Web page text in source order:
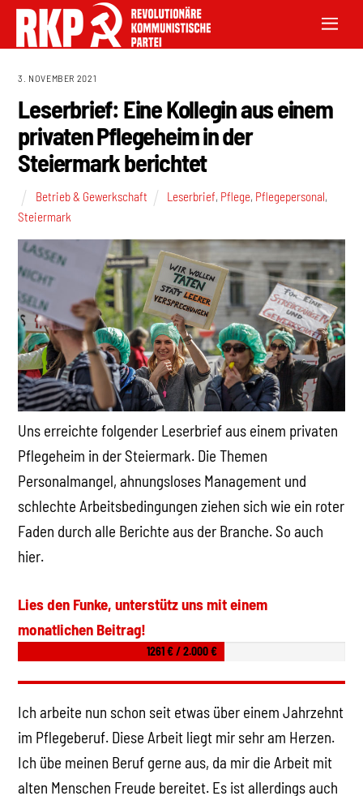
3. NOVEMBER 2021
Leserbrief: Eine Kollegin aus einem
privaten Pflegeheim in der
Steiermark berichtet
Betrieb & Gewerkschaft Leserbrief, Pflege, Pflegepersonal,
Steiermark
Uns erreichte folgender Leserbrief aus einem privaten
Pflegeheim in der Steiermark. Die Themen
Personalmangel, ahnungsloses Management und
schlechte Arbeitsbedingungen ziehen sich wie ein roter
Faden durch alle Berichte aus der Branche. So auch
hier.
Lies den Funke, unterstütz uns mit einem
monatlichen Beitrag!
1261 € / 2.000 €
Ich arbeite nun schon seit etwas über einem Jahrzehnt
im Pflegeberuf. Diese Arbeit liegt mir sehr am Herzen.
Ich übe meinen Beruf gerne aus, da mir die Arbeit mit
alten Menschen Freude bereitet. Es ist allerdings auch